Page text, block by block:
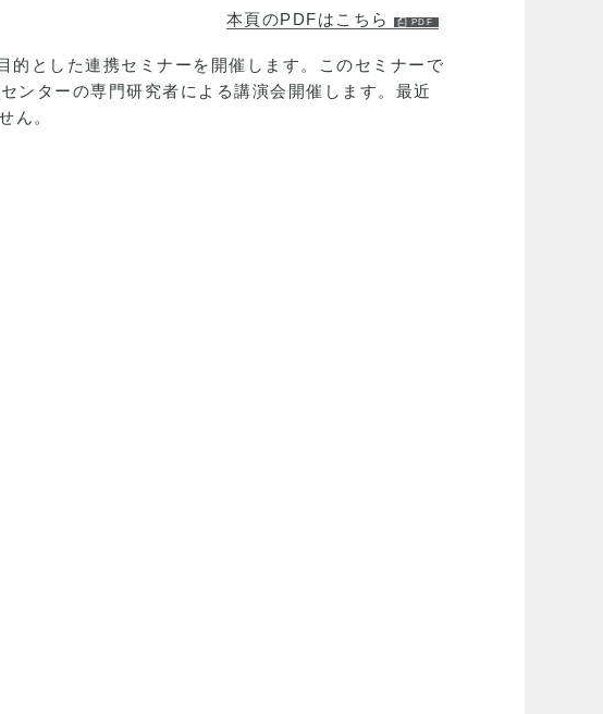
本頁のPDFはこちら
とした連携セミナーを開催します。このセミナーで
ンターの専門研究者による講演会開催します。最近
ん。